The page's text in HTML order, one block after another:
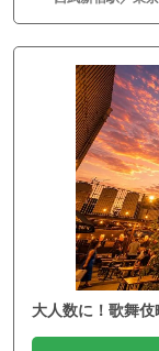
大人数に！歌舞